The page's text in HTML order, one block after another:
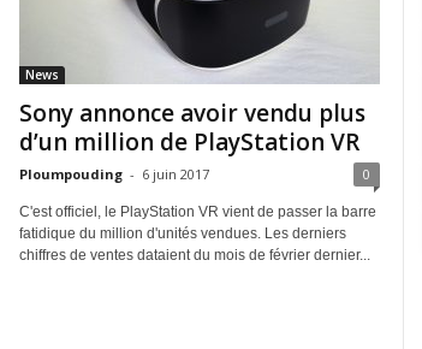
News
Sony annonce avoir vendu plus
d’un million de PlayStation VR
Ploumpouding - 6 juin 2017 0
C'est officiel, le PlayStation VR vient de passer la barre
fatidique du million d'unités vendues. Les derniers
chiffres de ventes dataient du mois de février dernier...